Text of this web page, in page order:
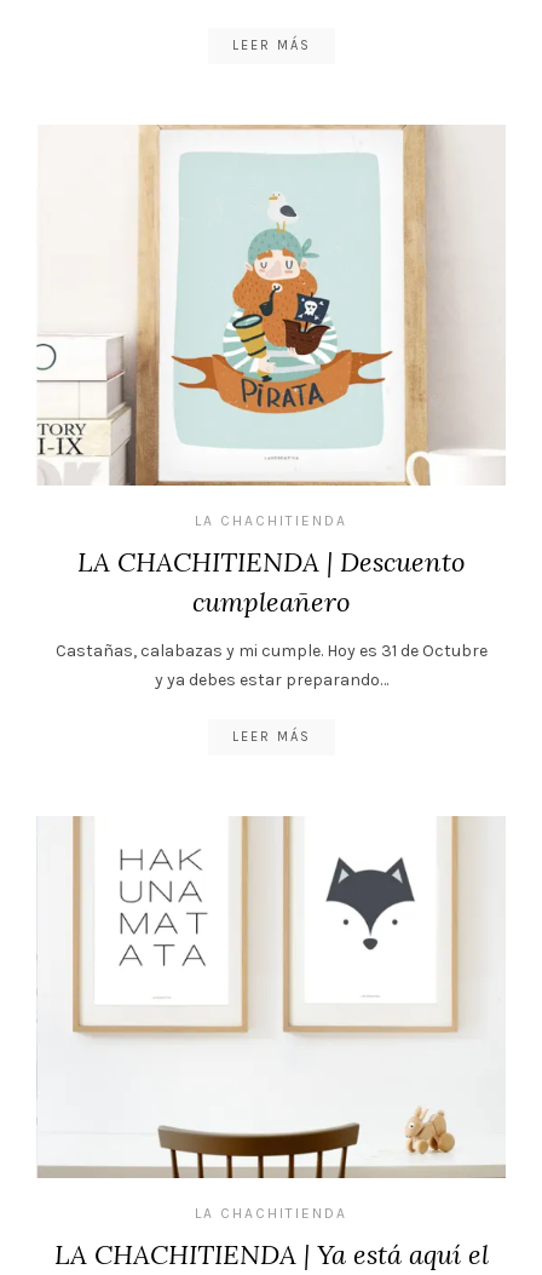
LEER MÁS
LA CHACHITIENDA
LA CHACHITIENDA | Descuento
cumpleañero
Castañas, calabazas y mi cumple. Hoy es 31 de Octubre
y ya debes estar preparando…
LEER MÁS
LA CHACHITIENDA
LA CHACHITIENDA | Ya está aquí el